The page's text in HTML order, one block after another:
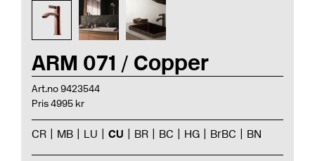
ARM 071 / Copper
Art.no 9423544
Pris 4995 kr
CR MB LU CU BR BC HG BrBC BN